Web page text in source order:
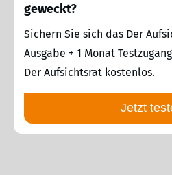
geweckt?
Sichern Sie sich das Der
Ausgabe + 1 Monat
Der Aufsichtsrat kostenlos.
Jetzt